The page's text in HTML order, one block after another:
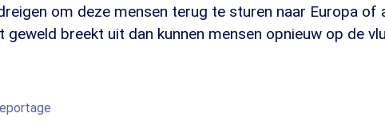
om deze mensen terug te sturen naar Europa of
geweld breekt uit dan kunnen mensen opnieuw op de